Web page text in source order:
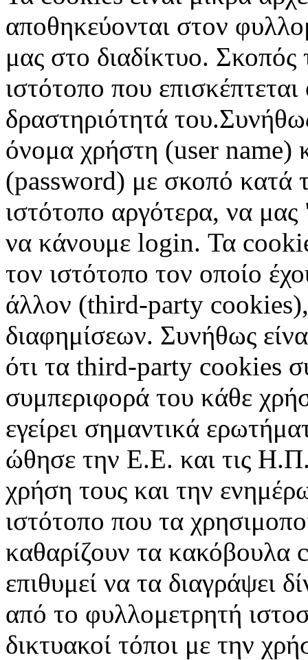
αποθηκεύονται στον
μας στο διαδίκτυο. Σκοπός
ιστότοπο που
δραστηριότητά
όνομα χρήστη (user name)
(password) με σκοπό κατά
ιστότοπο αργότερα, να μας
να κάνουμε login. Τα
τον ιστότοπο τον οποίο
άλλον (third-party
διαφημίσεων. Συνήθως
ότι τα third-party cookies
συμπεριφορά του κάθε
εγείρει σημαντικά
ώθησε την Ε.Ε. και τις
χρήση τους και την
ιστότοπο που τα
καθαρίζουν τα κακόβουλα
επιθυμεί να τα διαγράψει
από το φυλλομετρητή
δικτυακοί τόποι με την